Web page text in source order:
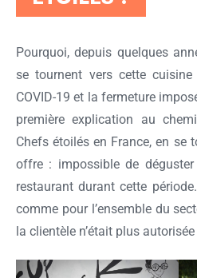
Pourquoi, depuis quelques
se tournent vers cette
COVID-19 et la fermeture
première explication au
Chefs étoilés en France, en se
offre : impossible de
restaurant durant cette
comme pour l’ensemble du
la clientèle n’était plus